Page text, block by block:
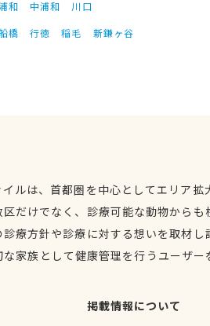
和 中浦和
川口
橋 行徳 稲毛 新鎌ヶ谷
ルは、首都圏を中心としてエリア
だけでなく、診療可能な動物から
診療方針や診療に対する想いを取材
な家族として健康管理を行うユーザ
掲載情報について